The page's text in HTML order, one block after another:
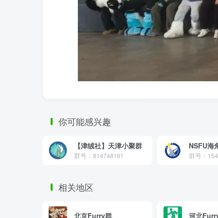
你可能感兴趣
【津绒社】天津小聚群
群号：814748191
NSFU海
群号：
相关地区
北京Furry群 河北